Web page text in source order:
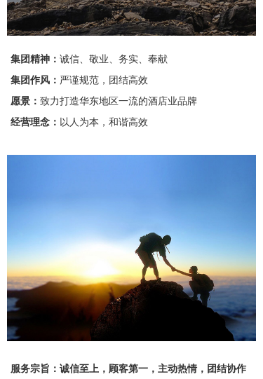
集团精神： 诚信、敬业、务实、奉献
集团作风： 严谨规范，团结高效
愿景： 致力打造华东地区一流的酒店业品牌
经营理念： 以人为本，和谐高效
服务宗旨：诚信至上，顾客第一，主动热情，团结协作